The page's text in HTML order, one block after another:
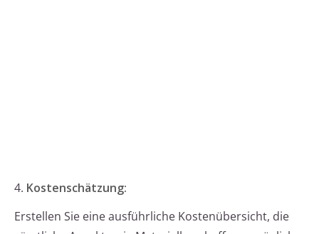
4. Kostenschätzung:
Erstellen Sie eine ausführliche Kostenübersicht, die